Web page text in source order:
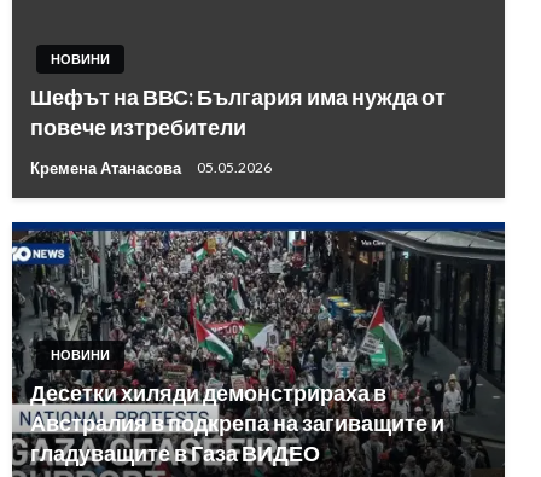
НОВИНИ
Шефът на ВВС: България има нужда от
повече изтребители
Кремена Атанасова 05.05.2026
НОВИНИ
Десетки хиляди демонстрираха в
Австралия в подкрепа на загиващите и
гладуващите в Газа ВИДЕО